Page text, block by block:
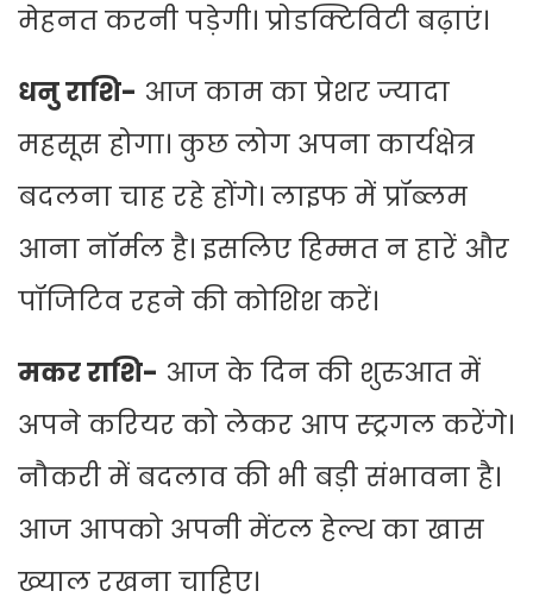
मेहनत करनी पड़ेगी। प्रोडक्टिविटी बढ़ाएं।
धनु राशि- आज काम का प्रेशर ज्यादा
महसूस होगा। कुछ लोग अपना कार्यक्षेत्र
बदलना चाह रहे होंगे। लाइफ में प्रॉब्लम
आना नॉर्मल है। इसलिए हिम्मत न हारें और
पॉजिटिव रहने की कोशिश करें।
मकर राशि- आज के दिन की शुरुआत में
अपने करियर को लेकर आप स्ट्रगल करेंगे।
नौकरी में बदलाव की भी बड़ी संभावना है।
आज आपको अपनी मेंटल हेल्थ का खास
ख्याल रखना चाहिए।